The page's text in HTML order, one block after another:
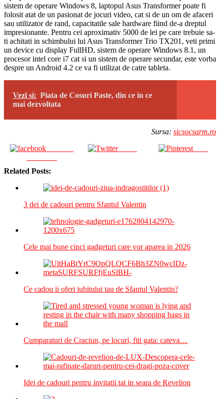
sistem de operare Windows 8, laptopul Asus Transformer poate fi
folosit atat de un pasionat de jocuri video, cat si de un om de afaceri
sau utilizator de rand, capacitatile sale hardware fiind de-a dreptul
impresionante. Pentru cei aproximativ 5000 de lei pe care trebuie sa-
ti achitati in schimbului lui Asus Transformer Trio TX201, veti primi
un device cu display FullHD, sistem de operare Windows 8.1, un
procesor intel core i7 cat si un sistem de operare secundar, este vorba
despre un Android 4.2 ce va fi utilizat de catre tableta.
Vezi si: Piata de Cosuri Paste, din ce in ce
mai dezvoltata
Sursa: sicsocsarm.ro
Tweet Save
Related Posts:
3 dei de cadouri pentru Sfantul Valentin
Cele mai bune cinci gadgeturi care vor aparea in 2026
Ce cadou ii oferi iubitului tau de Sfantul Valentin?
Cumparaturi de Craciun, pe locuri, fiti gata: cateva…
Idei de cadouri pentru invitatii tai in seara de Revelion